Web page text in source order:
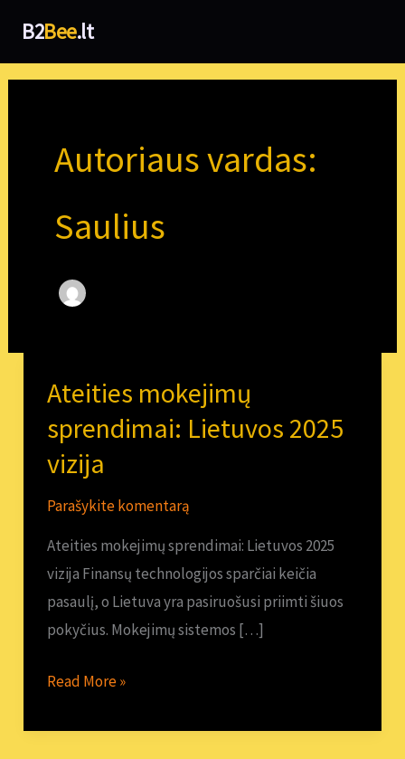
prie
turinio
B2Bee.lt
Autoriaus vardas:
Saulius
Ateities mokejimų
sprendimai: Lietuvos 2025
vizija
Parašykite komentarą
Ateities mokejimų sprendimai: Lietuvos 2025
vizija Finansų technologijos sparčiai keičia
pasaulį, o Lietuva yra pasiruošusi priimti šiuos
pokyčius. Mokejimų sistemos […]
Ateities
sprendimai:
Lietuvos
2025
Read More »